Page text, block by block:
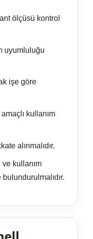
ölçüsü kontrol
uyumluluğu
işe göre
kullanım
alınmalıdır.
ve kullanım